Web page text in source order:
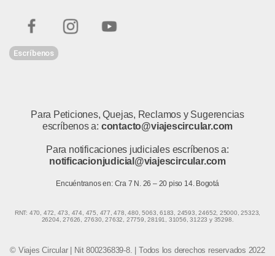
Escríbenos
Para Peticiones, Quejas, Reclamos y Sugerencias
escríbenos a: contacto@viajescircular.com
Para notificaciones judiciales escríbenos a:
notificacionjudicial@viajescircular.com
Encuéntranos en: Cra 7 N. 26 – 20 piso 14. Bogotá
RNT: 470, 472, 473, 474, 475, 477, 478, 480, 5063, 6183, 24593, 24652, 25000, 25323,
26204, 27626, 27630, 27632, 27759, 28191, 31056, 31223 y 35298.
© Viajes Circular | Nit 800236839-8. | Todos los derechos reservados 2022